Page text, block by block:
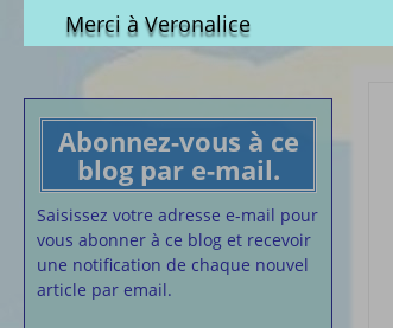
Qui est-elle ?
Adhésion demandes
Merci à Veronalice
Abonnez-vous à ce
blog par e-mail.
Saisissez votre adresse e-mail pour
vous abonner à ce blog et recevoir
une notification de chaque nouvel
article par email.